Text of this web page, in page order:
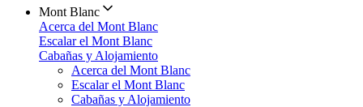
Mont Blanc
Acerca del Mont Blanc
Escalar el Mont Blanc
Cabañas y Alojamiento
Acerca del Mont Blanc
Escalar el Mont Blanc
Cabañas y Alojamiento